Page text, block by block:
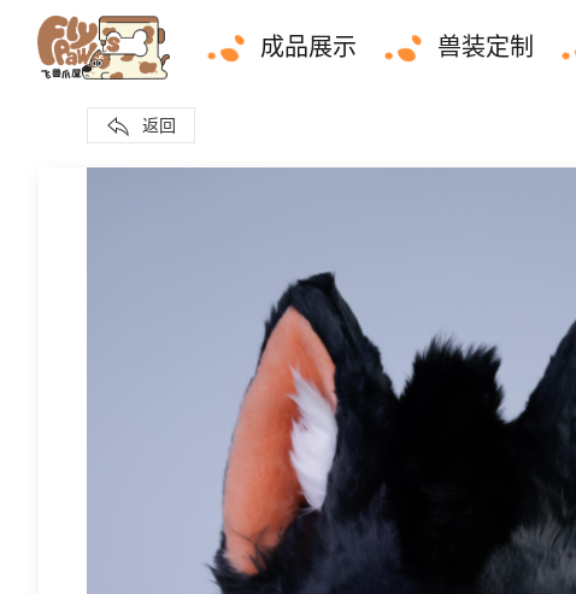
成品展示 兽装定制
返回